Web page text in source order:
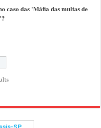
caso das 'Máfia das multas de